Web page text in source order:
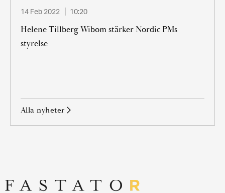
14 Feb 2022 10:20
Helene Tillberg Wibom stärker Nordic PMs
styrelse
alla nyheter